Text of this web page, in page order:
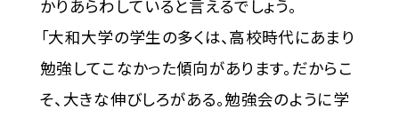
かりあらわしていると言えるでしょう。
「大和大学の学生の多くは、高校時代にあまり
勉強してこなかった傾向があります。だからこ
そ、大きな伸びしろがある。勉強会のように学